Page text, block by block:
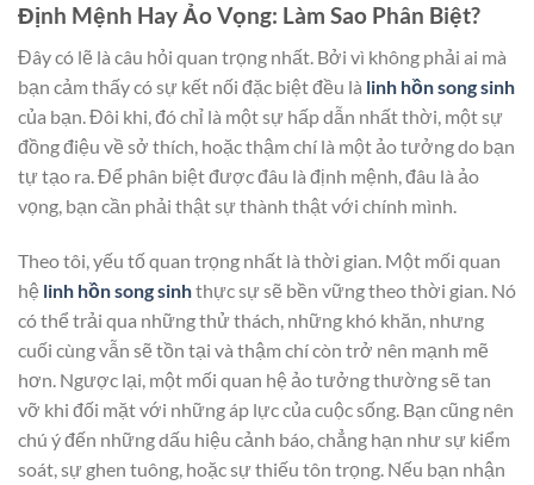
Định Mệnh Hay Ảo Vọng: Làm Sao Phân Biệt?
Đây có lẽ là câu hỏi quan trọng nhất. Bởi vì không phải ai mà
bạn cảm thấy có sự kết nối đặc biệt đều là linh hồn song sinh
của bạn. Đôi khi, đó chỉ là một sự hấp dẫn nhất thời, một sự
đồng điệu về sở thích, hoặc thậm chí là một ảo tưởng do bạn
tự tạo ra. Để phân biệt được đâu là định mệnh, đâu là ảo
vọng, bạn cần phải thật sự thành thật với chính mình.
Theo tôi, yếu tố quan trọng nhất là thời gian. Một mối quan
hệ linh hồn song sinhthực sự sẽ bền vững theo thời gian. Nó
có thể trải qua những thử thách, những khó khăn, nhưng
cuối cùng vẫn sẽ tồn tại và thậm chí còn trở nên mạnh mẽ
hơn. Ngược lại, một mối quan hệ ảo tưởng thường sẽ tan
vỡ khi đối mặt với những áp lực của cuộc sống. Bạn cũng nên
chú ý đến những dấu hiệu cảnh báo, chẳng hạn như sự kiểm
soát, sự ghen tuông, hoặc sự thiếu tôn trọng. Nếu bạn nhận